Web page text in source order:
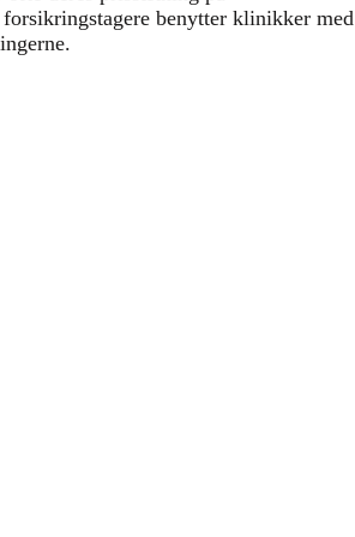
benytter klinikker med